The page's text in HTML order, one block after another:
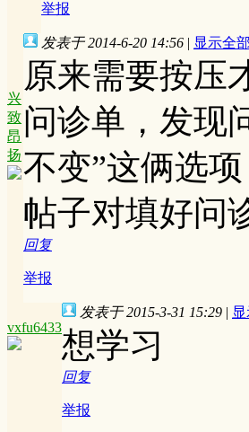
举报
兴
致
昂
扬
发表于 2014-6-20 14:56 | 显示全
原来需要按压
问诊单，发现
不变”这俩选
帖子对填好问
回复
举报
vxfu6433
发表于 2015-3-31 15:29 |
想学习
回复
举报